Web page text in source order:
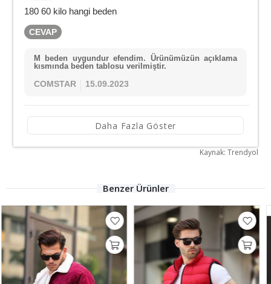
180 60 kilo hangi beden
CEVAP
M beden uygundur efendim. Ürünümüzün açıklama
kısmında beden tablosu verilmiştir.
COMSTAR 15.09.2023
Daha Fazla Göster
Kaynak: Trendyol
Benzer Ürünler